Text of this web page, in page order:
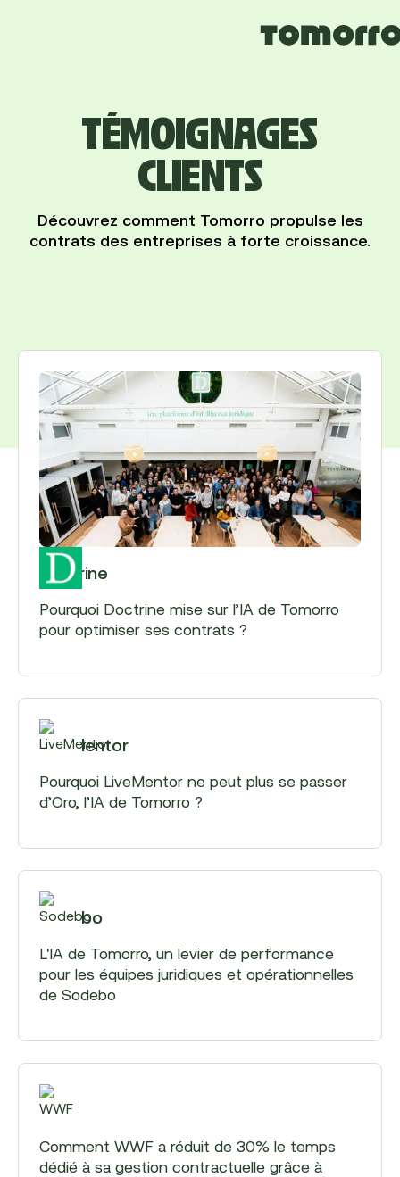
TÉMOIGNAGES
CLIENTS
Découvrez comment Tomorro propulse les
contrats des entreprises à forte croissance.
Doctrine
Pourquoi Doctrine mise sur l’IA de Tomorro
pour optimiser ses contrats ?
LiveMentor
Pourquoi LiveMentor ne peut plus se passer
d’Oro, l’IA de Tomorro ?
Sodebo
L'IA de Tomorro, un levier de performance
pour les équipes juridiques et opérationnelles
de Sodebo
WWF
Comment WWF a réduit de 30% le temps
dédié à sa gestion contractuelle grâce à